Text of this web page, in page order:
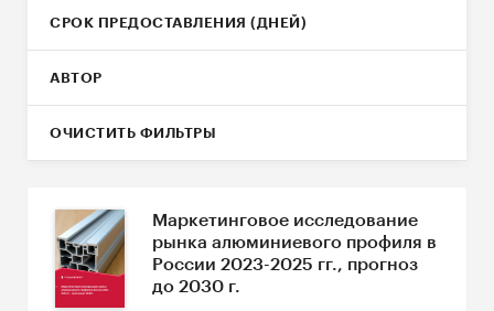
СРОК ПРЕДОСТАВЛЕНИЯ (ДНЕЙ)
АВТОР
ОЧИСТИТЬ ФИЛЬТРЫ
Маркетинговое исследование
рынка алюминиевого профиля в
России 2023-2025 гг., прогноз
до 2030 г.